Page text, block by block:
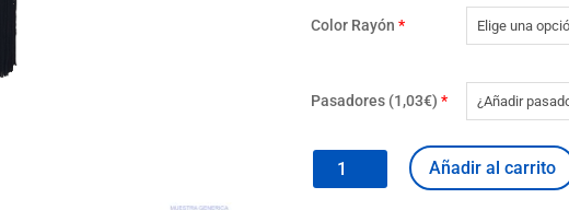
Color Rayón *
Pasadores (1,03€) *
Cíngulo
Añadir al carrito